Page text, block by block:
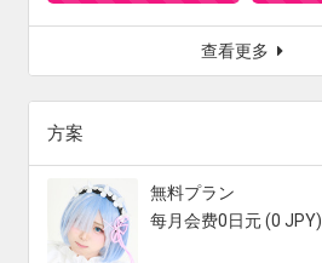
查看更多
方案
無料プラン
每月会费0日元 (0 JPY)